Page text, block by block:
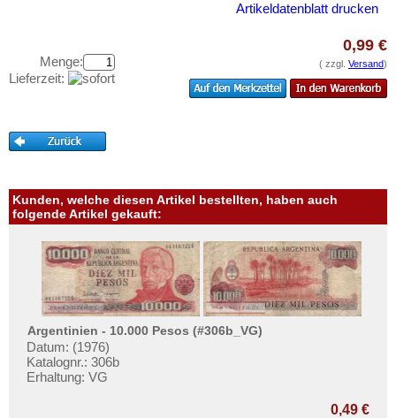
Vatikan
Weissrussland
Kataloge
Aufbewahrung
Kontakt
Informationen
Preislisten
Ankauf
Erhaltungsgrade
Gratisbanknoten
FAQ
Artikeldatenblatt drucken
Menge:
Lieferzeit:
0,99 €
( zzgl. Versand)
Kunden, welche diesen Artikel bestellten, haben auch
folgende Artikel gekauft:
Argentinien - 10.000 Pesos (#306b_VG)
Datum: (1976)
Katalognr.: 306b
Erhaltung: VG
0,49 €